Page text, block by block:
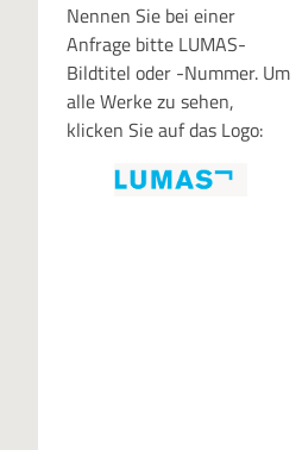
Nennen Sie bei einer
Anfrage bitte LUMAS-
Bildtitel oder -Nummer. Um
alle Werke zu sehen,
klicken Sie auf das Logo: